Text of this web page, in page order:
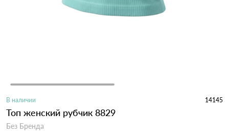
В наличии 14145
Топ женский рубчик 8829
Без Бренда